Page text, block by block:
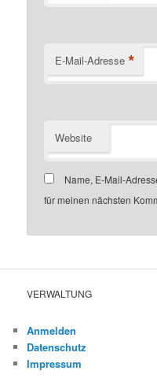
E-Mail-Adresse *
Website
Name, E-Mail-
für meinen nächsten
VERWALTUNG
Anmelden
Datenschutz
Impressum